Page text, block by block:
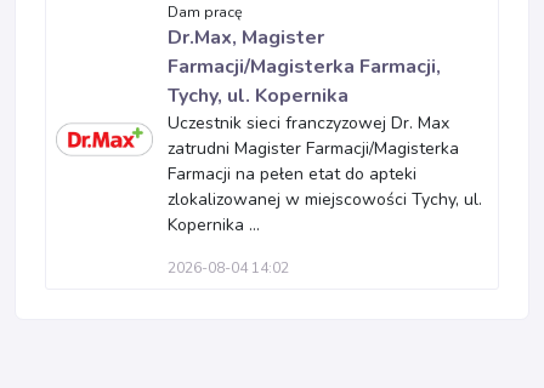
Dam pracę
Dr.Max, Magister
Farmacji/Magisterka Farmacji,
Tychy, ul. Kopernika
Uczestnik sieci franczyzowej Dr. Max
zatrudni Magister Farmacji/Magisterka
Farmacji na pełen etat do apteki
zlokalizowanej w miejscowości Tychy, ul.
Kopernika ...
2026-08-04 14:02